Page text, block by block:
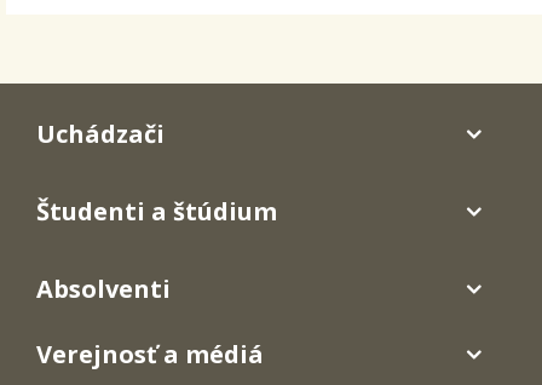
Uchádzači
Študenti a štúdium
Absolventi
Verejnosť a médiá